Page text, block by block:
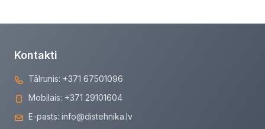
Kontakti
Tālrunis: +371 67501096
Mobilais: +371 29101604
E-pasts: info@distehnika.lv